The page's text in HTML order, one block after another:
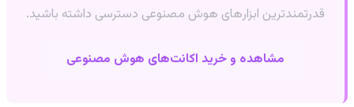
قدرتمندترین ابزارهای هوش مصنوعی دسترسی داشته باشید.
مشاهده و خرید اکانت‌های هوش مصنوعی